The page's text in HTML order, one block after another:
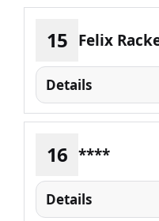
15 Felix
Details
16 ****
Details